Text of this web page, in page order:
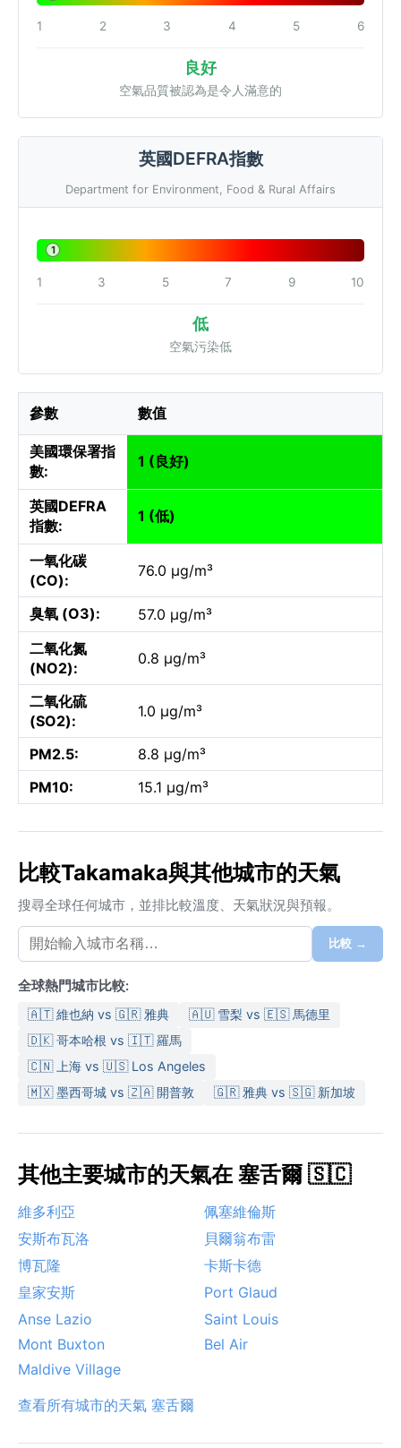
1 2 3 4 5 6
良好
空氣品質被認為是令人滿意的
英國DEFRA指數
Department for Environment, Food & Rural Affairs
1
1 3 5 7 9 10
低
空氣污染低
參數 數值
美國環保署指
數:
1 (良好)
英國DEFRA
指數:
1 (低)
一氧化碳
(CO):
76.0 µg/m³
臭氧 (O3):
57.0 µg/m³
二氧化氮
(NO2):
0.8 µg/m³
二氧化硫
(SO2):
1.0 µg/m³
PM2.5:
8.8 µg/m³
PM10:
15.1 µg/m³
比較Takamaka與其他城市的天氣
搜尋全球任何城市，並排比較溫度、天氣狀況與預報。
比較 →
全球熱門城市比較:
🇦🇹 維也納 vs 🇬🇷 雅典
🇦🇺 雪梨 vs 🇪🇸 馬德里
🇩🇰 哥本哈根 vs 🇮🇹 羅馬
🇨🇳 上海 vs 🇺🇸 Los Angeles
🇲🇽 墨西哥城 vs 🇿🇦 開普敦
🇬🇷 雅典 vs 🇸🇬 新加坡
其他主要城市的天氣在 塞舌爾 🇸🇨
維多利亞
佩塞維倫斯
安斯布瓦洛
貝爾翁布雷
博瓦隆
卡斯卡德
皇家安斯
Port Glaud
Anse Lazio
Saint Louis
Mont Buxton
Bel Air
Maldive Village
查看所有城市的天氣 塞舌爾